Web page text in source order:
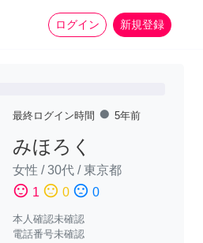
ログイン 新規登録
家事 more_horiz
最終ログイン時間 fiber_manual_record 5年前
みほろく
女性 /30代 /東京都
sentiment_satisfied 1 sentiment_neutral 0 sentiment_dissatisfied 0
本人確認未確認
電話番号未確認